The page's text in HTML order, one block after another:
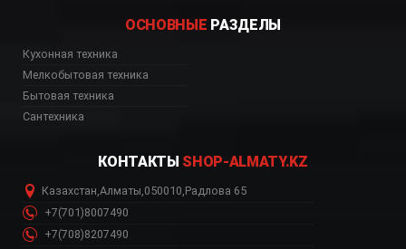
ОСНОВНЫЕ РАЗДЕЛЫ
Кухонная техника
Мелкобытовая техника
Бытовая техника
Сантехника
КОНТАКТЫ SHOP-ALMATY.KZ
Казахстан Алматы 050010 Радлова 65
+7(701)8007490
+7(708)8207490